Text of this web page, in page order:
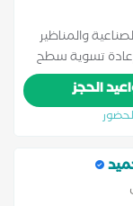
والمناظير
إعادة تسوية سطح
للعظام العلاج
اللاسلكية علاج
الورك عملية
الحجز